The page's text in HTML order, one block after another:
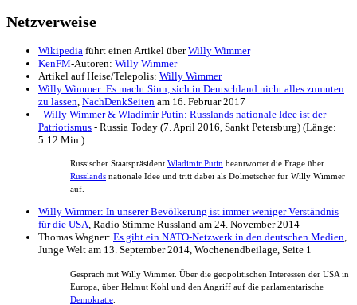
Netzverweise
Wikipedia führt einen Artikel überWilly Wimmer
KenFM-Autoren: Willy Wimmer
Artikel auf Heise/Telepolis: Willy Wimmer
Willy Wimmer: Es macht Sinn, sich in Deutschland nicht alles zumuten
zu lassen NachDenkSeiten am 16. Februar 2017
Willy Wimmer & Wladimir Putin: Russlands nationale Idee ist der
Patriotismus - Russia Today (7. April 2016, Sankt Petersburg) (Länge:
5:12 Min.)
Russischer Staatspräsident Wladimir Putin beantwortet die Frage über
Russlands nationale Idee und tritt dabei als Dolmetscher für Willy Wimmer
auf.
Willy Wimmer: In unserer Bevölkerung ist immer weniger Verständnis
für die USA, Radio Stimme Russland am 24. November 2014
Thomas Wagner: Es gibt ein NATO-Netzwerk in den deutschen Medien,
Junge Welt am 13. September 2014, Wochenendbeilage, Seite 1
Gespräch mit Willy Wimmer. Über die geo­politischen Interessen der USA in
Europa, über Helmut Kohl und den Angriff auf die parlamentarische
Demokratie